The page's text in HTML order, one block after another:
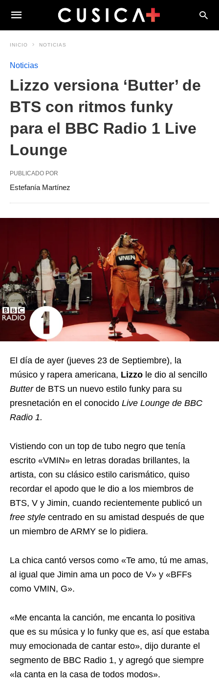
INICIO NOTICIAS
Noticias
Lizzo versiona ‘Butter’ de
BTS con ritmos funky
para el BBC Radio 1 Live
Lounge
PUBLICADO POR
Estefanía Martínez
El día de ayer (jueves 23 de Septiembre), la
músico y rapera americana, Lizzo le dio al sencillo
Butterde BTS un nuevo estilo funky para su
presnetación en el conocido Live Lounge de BBC
Radio 1.
Vistiendo con un top de tubo negro que tenía
escrito «VMIN» en letras doradas brillantes, la
artista, con su clásico estilo carismático, quiso
recordar el apodo que le dio a los miembros de
BTS, V y Jimin, cuando recientemente publicó un
free style centrado en su amistad después de que
un miembro de ARMY se lo pidiera.
La chica cantó versos como «Te amo, tú me amas,
al igual que Jimin ama un poco de V» y «BFFs
como VMIN, G».
«Me encanta la canción, me encanta lo positiva
que es su música y lo funky que es, así que estaba
muy emocionada de cantar esto», dijo durante el
segmento de BBC Radio 1, y agregó que siempre
«la canta en la casa de todos modos».